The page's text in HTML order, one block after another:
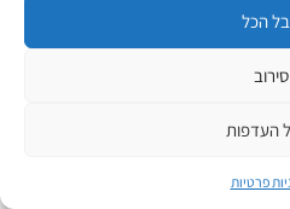
הכל
סירוב
העדפות
פרטיות
בוכרה ואפגניסטן